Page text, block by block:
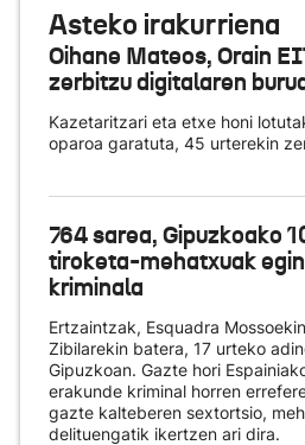
Asteko irakurriena
Oihane Mateos, Orain
zerbitzu digitalaren
Kazetaritzari eta etxe honi
oparoa garatuta, 45 urterekin
764 sarea, Gipuzkoako
tiroketa-mehatxuak
kriminala
Ertzaintzak, Esquadra
Zibilarekin batera, 17 urteko
Gipuzkoan. Gazte hori
erakunde kriminal horren
gazte kalteberen sextortsio,
delituengatik ikertzen ari dira.